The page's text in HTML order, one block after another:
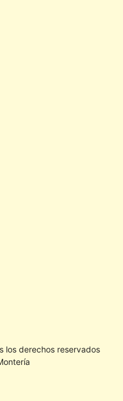
los derechos reservados